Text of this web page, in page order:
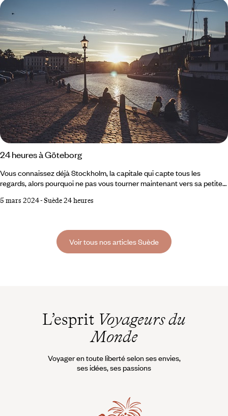
dépaysement de façon palpable, en même temps qu’il appréhende
l'immensité du territoire suédois.
24 heures à Göteborg
Vous connaissez déjà Stockholm, la capitale qui capte tous les
regards, alors pourquoi ne pas vous tourner maintenant vers sa petite
s'apparente à une Amsterdam scandinave avec ses canaux à la
5 mars 2024-Suède 24 heures
Voir tous nos articles Suède
L’esprit Voyageurs du
Monde
Voyager en toute liberté selon ses envies,
ses idées, ses passions